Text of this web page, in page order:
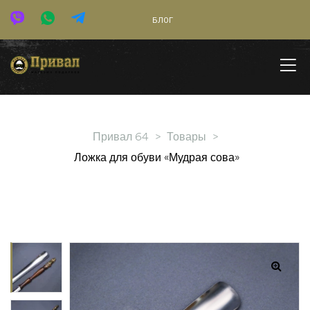
БЛОГ
Привал 64 > Товары >
Ложка для обуви «Мудрая сова»